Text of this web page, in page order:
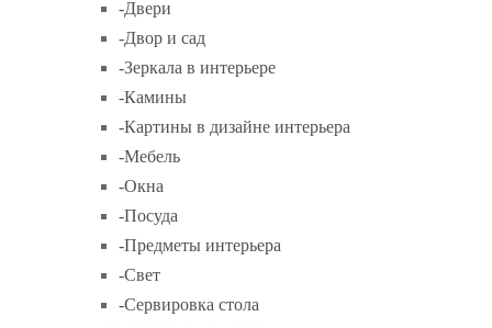
-Двери
-Двор и сад
-Зеркала в интерьере
-Камины
-Картины в дизайне интерьера
-Мебель
-Окна
-Посуда
-Предметы интерьера
-Свет
-Сервировка стола